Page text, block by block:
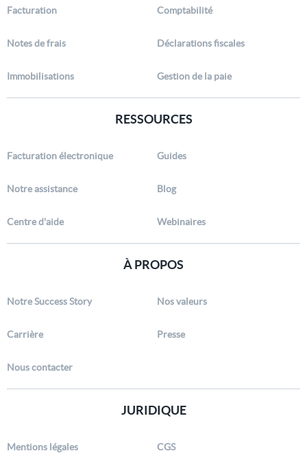
Facturation Comptabilité
Notes de frais Déclarations fiscales
Immobilisations Gestion de la paie
RESSOURCES
Facturation électronique Guides
Notre assistance Blog
Centre d'aide Webinaires
À PROPOS
Notre Success Story Nos valeurs
Carrière Presse
Nous contacter
JURIDIQUE
Mentions légales CGS